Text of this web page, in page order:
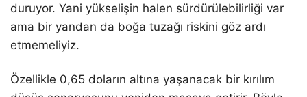
duruyor. Yani yükselişin halen sürdürülebilirliği var
ama bir yandan da boğa tuzağı riskini göz ardı
etmemeliyiz.
Özellikle 0,65 doların altına yaşanacak bir kırılım